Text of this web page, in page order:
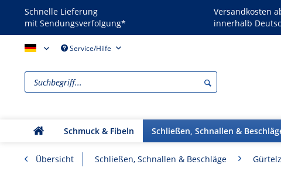
Schnelle Lieferung
mit Sendungsverfolgung*
Versandkosten
innerhalb
Reenactors - DEService/Hilfe
Schmuck & Fibeln Schließen, Schnallen &
Übersicht Schließen, Schnallen & Beschläge